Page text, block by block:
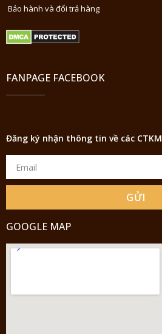
Bảo hành và đổi trả hàng
FANPAGE FACEBOOK
Đăng ký nhận thông tin về các CTKM
GỬI
GOOGLE MAP